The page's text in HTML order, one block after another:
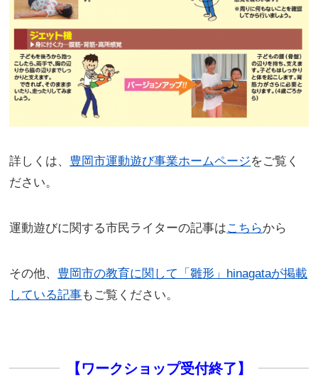
詳しくは、 豊岡市運動遊び事業ホームページをご覧く
ださい。
運動遊びに関する市民ライターの記事はこちらから
その他、 豊岡市の教育に関して「雛形」hinagataが掲載
している記事もご覧ください。
【ワークショップ受付終了】